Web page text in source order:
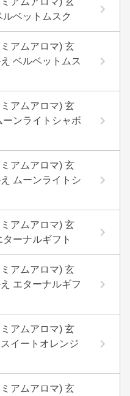
ベットムスク
アムアロマ) 玄
ベルベットムス
アムアロマ) 玄
ンライトシャボ
アムアロマ) 玄
ムーンライトシ
アムアロマ) 玄
ーナルギフト
アムアロマ) 玄
エターナルギフ
アムアロマ) 玄
イートオレンジ
アムアロマ) 玄